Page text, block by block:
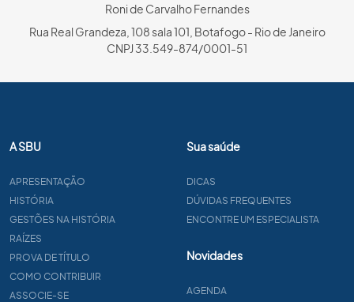
Roni de Carvalho Fernandes
Rua Real Grandeza, 108 sala 101, Botafogo - Rio de Janeiro
CNPJ 33.549-874/0001-51
A SBU
APRESENTAÇÃO
HISTÓRIA
GESTÕES NA HISTÓRIA
RAÍZES
PROVA DE TÍTULO
COMO CONTRIBUIR
ASSOCIE-SE
Sua saúde
DICAS
DÚVIDAS FREQUENTES
ENCONTRE UM ESPECIALISTA
Novidades
AGENDA